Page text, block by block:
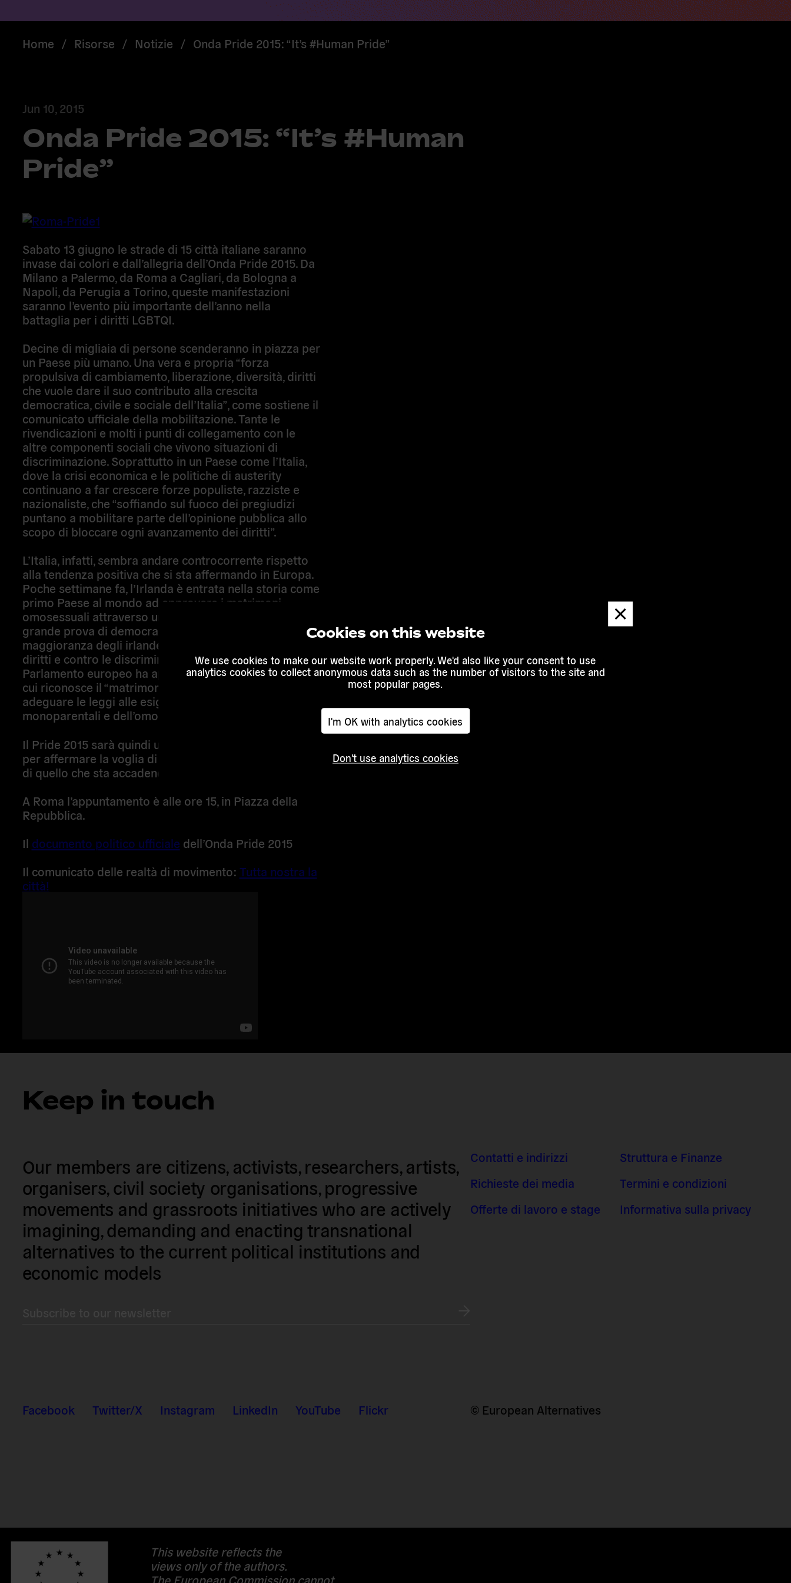
Cookies on this website
We use cookies to make our website work properly. We'd also like your consent to use
analytics cookies to collect anonymous data such as the number of visitors to the site and
most popular pages.
I'm OK with analytics cookies
Don't use analytics cookies
Dismiss
message
Home / Risorse / Notizie / Onda Pride 2015: “It’s #Human Pride”
Jun 10, 2015
Onda Pride 2015: “It’s #Human
Pride”
Sabato 13 giugno le strade di 15 città italiane saranno
invase dai colori e dall’allegria dell’Onda Pride 2015. Da
Milano a Palermo, da Roma a Cagliari, da Bologna a
Napoli, da Perugia a Torino, queste manifestazioni
saranno l’evento più importante dell’anno nella
battaglia per i diritti LGBTQI.
Decine di migliaia di persone scenderanno in piazza per
un Paese più umano. Una vera e propria “forza
propulsiva di cambiamento, liberazione, diversità, diritti
che vuole dare il suo contributo alla crescita
democratica, civile e sociale dell’Italia”, come sostiene il
comunicato ufficiale della mobilitazione. Tante le
rivendicazioni e molti i punti di collegamento con le
altre componenti sociali che vivono situazioni di
discriminazione. Soprattutto in un Paese come l’Italia,
dove la crisi economica e le politiche di austerity
continuano a far crescere forze populiste, razziste e
nazionaliste, che “soffiando sul fuoco dei pregiudizi
puntano a mobilitare parte dell’opinione pubblica allo
scopo di bloccare ogni avanzamento dei diritti”.
L’Italia, infatti, sembra andare controcorrente rispetto
alla tendenza positiva che si sta affermando in Europa.
Poche settimane fa, l’Irlanda è entrata nella storia come
primo Paese al mondo ad approvare i matrimoni
omosessuali attraverso un referendum popolare, una
grande prova di democrazia in cui la stragrande
maggioranza degli irlandesi ha votato a favore dei
diritti e contro le discriminazioni. Il 9 giugno, invece, il
Parlamento europeo ha approvato una risoluzione in
cui riconosce il “matrimonio gay” e ha invitato ad
adeguare le leggi alle esigenze delle “famiglie
monoparentali e dell’omogenitorialità”.
Il Pride 2015 sarà quindi un’occasione molto importante
per affermare la voglia di innovazione e diritti, nel solco
di quello che sta accadendo nel resto d’Europa.
A Roma l’appuntamento è alle ore 15, in Piazza della
Repubblica.
Il documento politico ufficiale dell’Onda Pride 2015
Il comunicato delle realtà di movimento: Tutta nostra la
città!
Keep in touch
Our members are citizens, activists, researchers, artists,
organisers, civil society organisations, progressive
movements and grassroots initiatives who are actively
imagining, demanding and enacting transnational
alternatives to the current political institutions and
economic models
Contatti e indirizzi
Richieste dei media
Offerte di lavoro e stage
Struttura e Finanze
Termini e condizioni
Informativa sulla privacy
Facebook Twitter/X Instagram LinkedIn YouTube Flickr © European Alternatives
This website reflects the
views only of the authors.
The European Commission cannot